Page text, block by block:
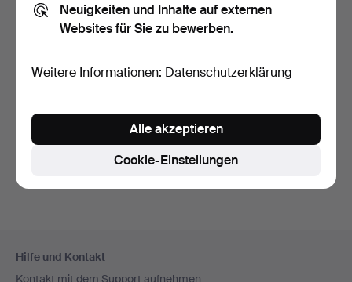
Armbanduhr, Quarz, Dou…
ARMBANDUHR.
8 Tage
Sie können auch in
Beendete Auktionen aus unserem
Navigation
Hilfe und Kontakt
Kontakt mit dem Support aufnehmen
Neuigkeiten und Inhalte auf externen
Websites für Sie zu bewerben.
Weitere Informationen: Datenschutzerklärung
Cookie-Einstellungen
Alle akzeptieren